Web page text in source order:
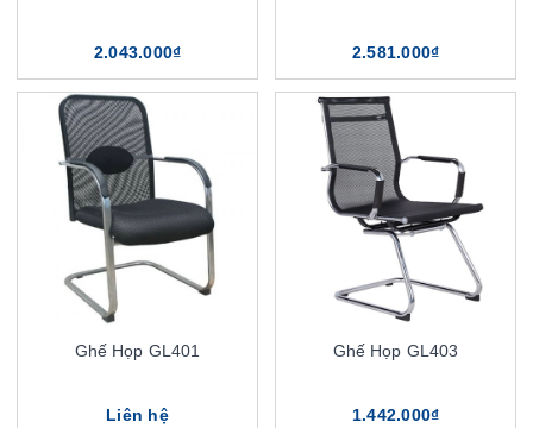
2.043.000₫ 2.581.000₫
Ghế Họp GL401
Liên hệ
Ghế Họp GL403
1.442.000₫